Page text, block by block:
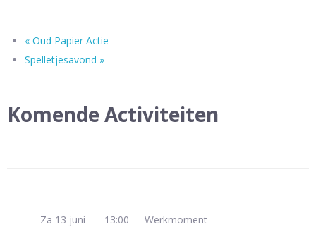
« Oud Papier Actie
Spelletjesavond »
Komende Activiteiten
Za 13 juni 13:00
Werkmoment